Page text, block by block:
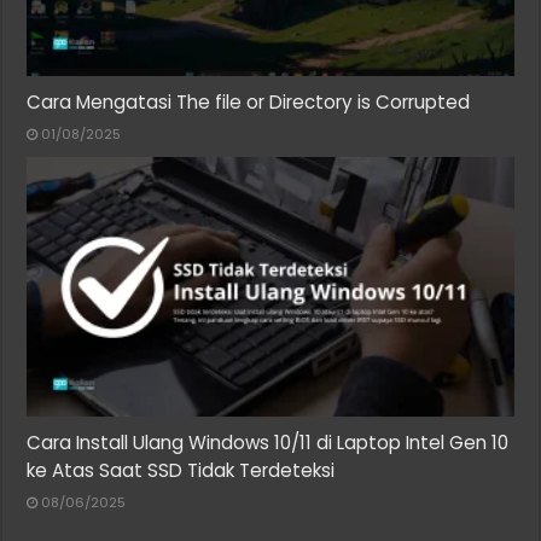
Cara Mengatasi The file or Directory is Corrupted
01/08/2025
Cara Install Ulang Windows 10/11 di Laptop Intel Gen 10
ke Atas Saat SSD Tidak Terdeteksi
08/06/2025